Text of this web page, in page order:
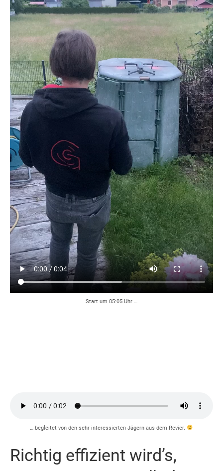
Start um 05:05 Uhr …
… begleitet von den sehr interessierten Jägern aus dem Revier.
Richtig effizient wird’s,